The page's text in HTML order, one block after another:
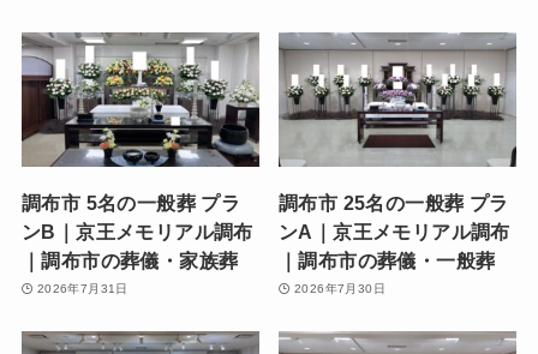
調布市 5名の一般葬 プラ
ンB｜京王メモリアル調布
｜調布市の葬儀・家族葬
2026年7月31日
調布市 25名の一般葬 プラ
ンA｜京王メモリアル調布
｜調布市の葬儀・一般葬
2026年7月30日